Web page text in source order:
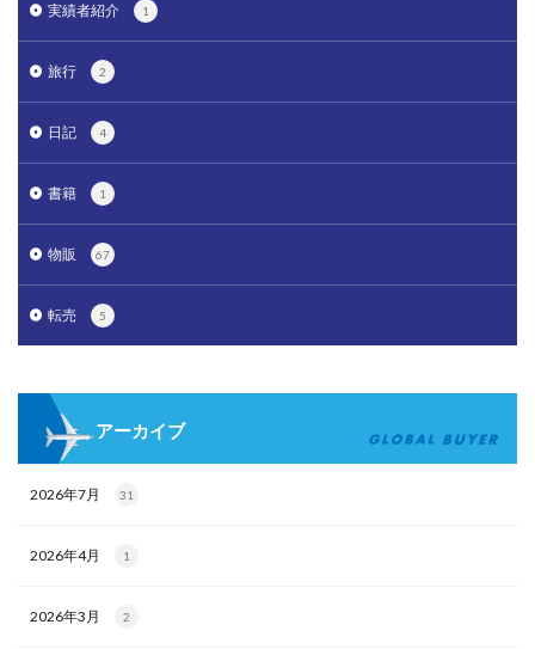
実績者紹介 1
旅行 2
日記 4
書籍 1
物販 67
転売 5
アーカイブ
2026年7月 31
2026年4月 1
2026年3月 2